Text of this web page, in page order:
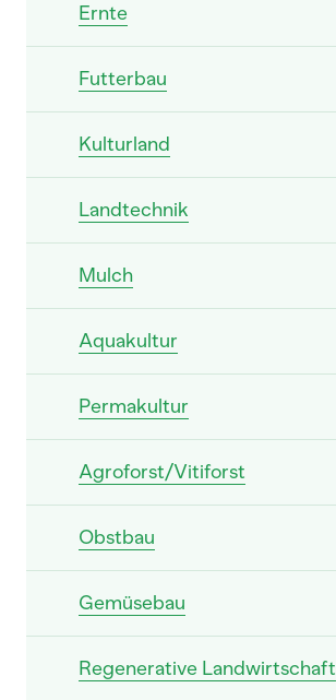
Ernte
Futterbau
Kulturland
Landtechnik
Mulch
Aquakultur
Permakultur
Agroforst/Vitiforst
Obstbau
Gemüsebau
Regenerative Landwirtschaft